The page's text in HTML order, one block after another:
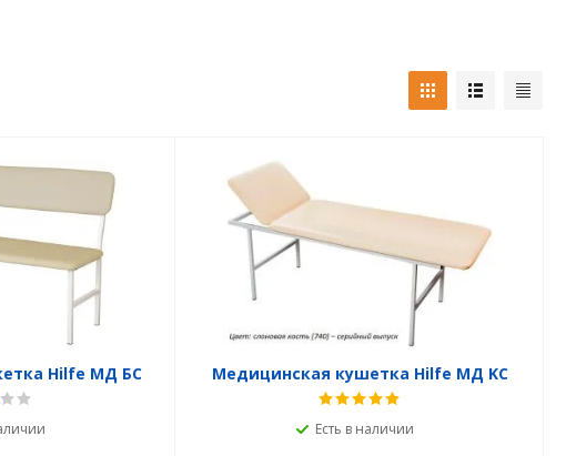
Hilfe МД БС Медицинская кушетка Hilfe МД KС
Есть в наличии